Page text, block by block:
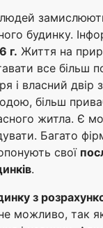
будинку.
г. Життя на
все більш
і власний двір
більш
житла. Є
Багато
свої
.
з
можливо, так